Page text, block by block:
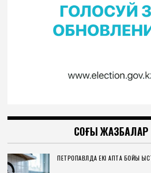
СОҢҒЫ ЖАЗБАЛАР
ПЕТРОПАВЛДА ЕКІ АПТА БОЙЫ